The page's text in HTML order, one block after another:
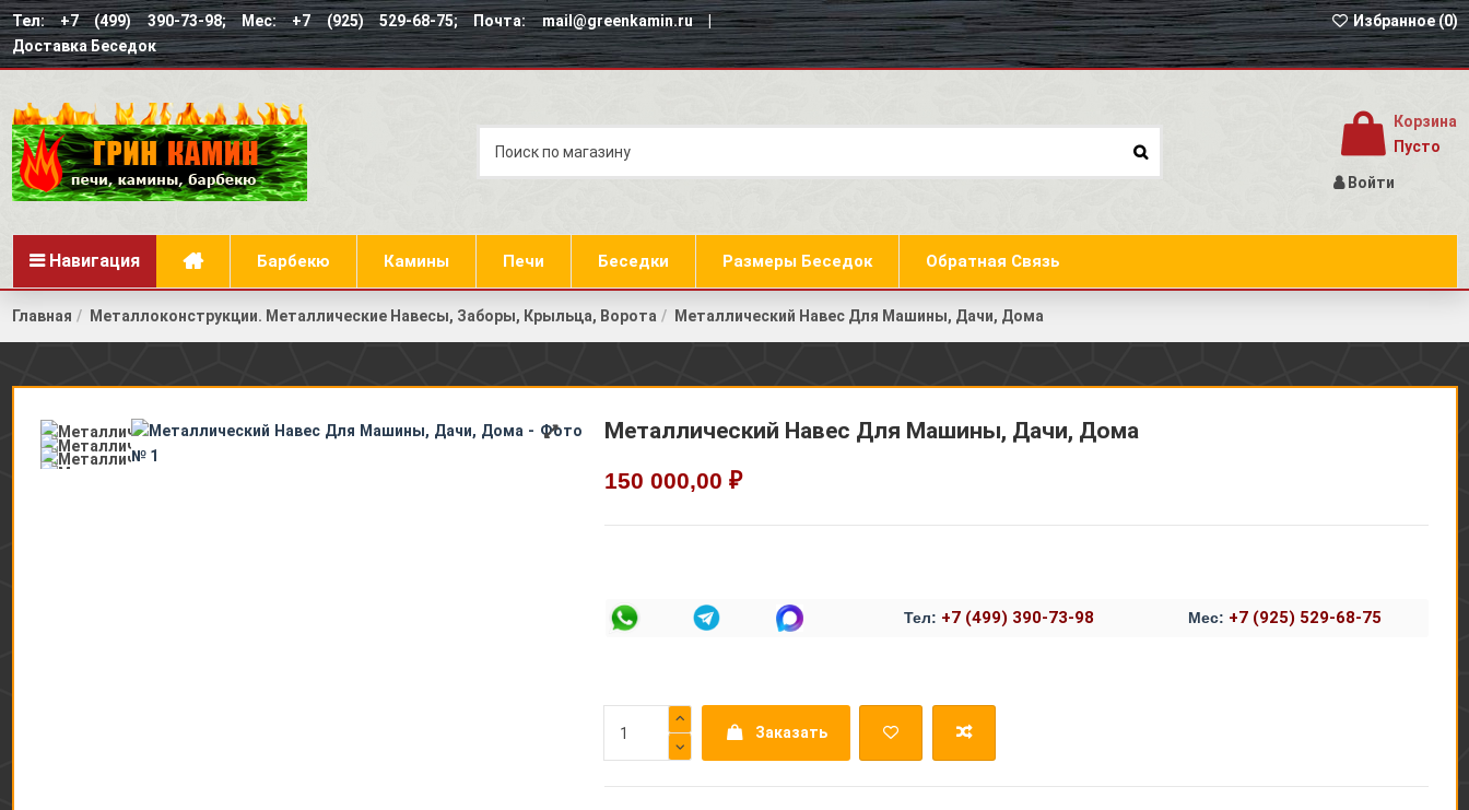
Тел: +7 (499) 390-73-98; Мес: +7 (925) 529-68-75; Почта: mail@greenkamin.ru |
Доставка Беседок
Избранное (0)
Корзина
Пусто
Войти
Навигация Барбекю Камины Печи Беседки Размеры Беседок Обратная Связь
Главная Металлоконструкции. Металлические Навесы, Заборы, Крыльца, Ворота Металлический Навес Для Машины, Дачи, Дома
Металлический Навес Для Машины, Дачи, Дома
150 000,00 ₽
Тел: +7 (499) 390-73-98 Мес: +7 (925) 529-68-75
Заказать